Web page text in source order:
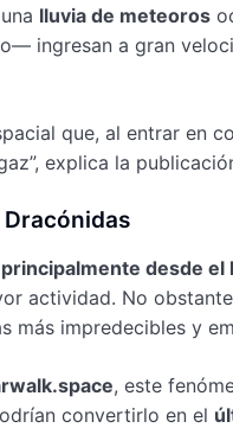
lluvia de meteoros
ingresan a gran
que, al entrar en
explica la
desde
actividad. No
más impredecibles y
, este
convertirlo en el